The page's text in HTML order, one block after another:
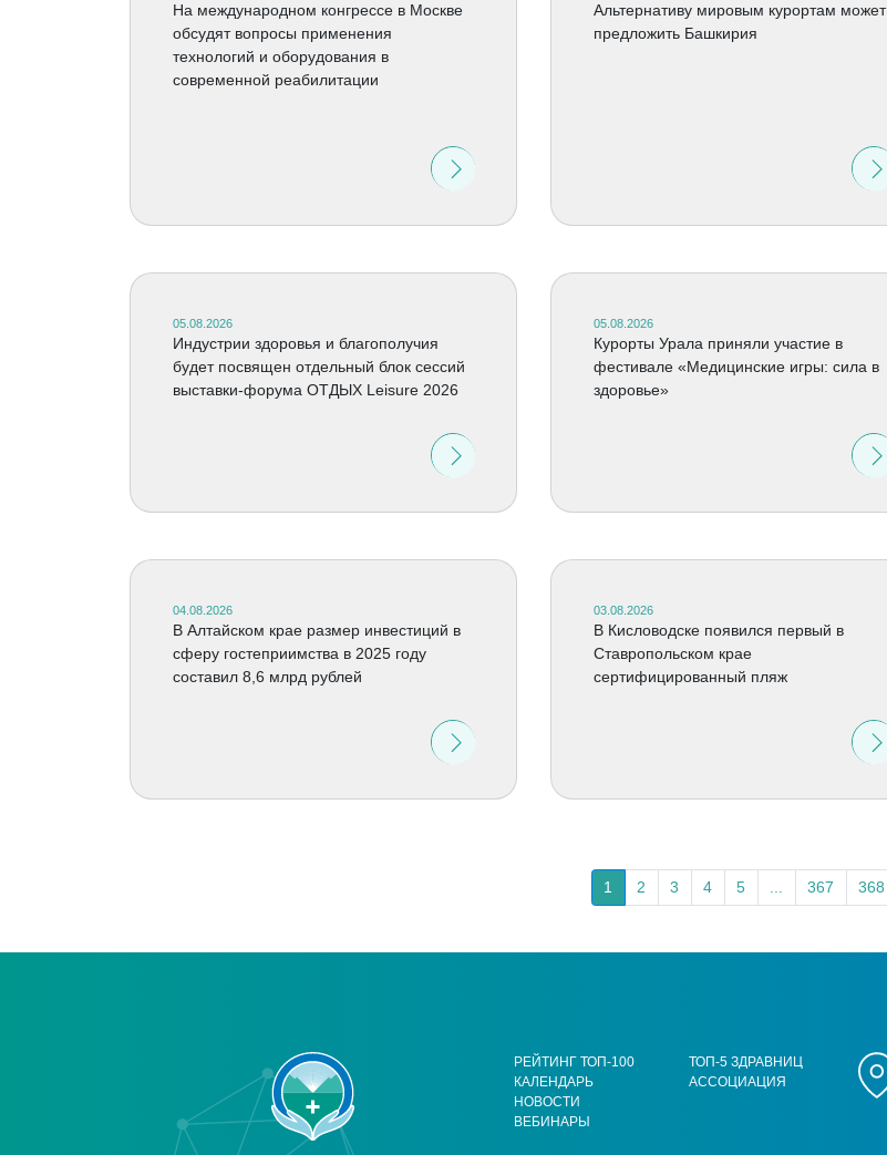
На международном конгрессе в Москве
обсудят вопросы применения
технологий и оборудования в
современной реабилитации
Альтернативу мировым курортам может
предложить Башкирия
05.08.2026
Индустрии здоровья и благополучия
будет посвящен отдельный блок сессий
выставки-форума ОТДЫХ Leisure 2026
05.08.2026
Курорты Урала приняли участие в
фестивале «Медицинские игры: сила в
здоровье»
04.08.2026
В Алтайском крае размер инвестиций в
сферу гостеприимства в 2025 году
составил 8,6 млрд рублей
03.08.2026
В Кисловодске появился первый в
Ставропольском крае
сертифицированный пляж
1 2 3 4 5 367 368
РЕЙТИНГ ТОП-100
КАЛЕНДАРЬ
НОВОСТИ
ВЕБИНАРЫ
ТОП-5 ЗДРАВНИЦ
АССОЦИАЦИЯ